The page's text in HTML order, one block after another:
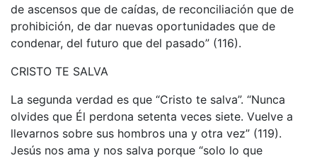
de ascensos que de caídas, de reconciliación que de
prohibición, de dar nuevas oportunidades que de
condenar, del futuro que del pasado” (116).
CRISTO TE SALVA
La segunda verdad es que “Cristo te salva”. “Nunca
olvides que Él perdona setenta veces siete. Vuelve a
llevarnos sobre sus hombros una y otra vez” (119).
Jesús nos ama y nos salva porque “solo lo que